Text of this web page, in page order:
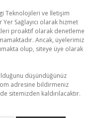
Teknolojileri ve İletişim
Sağlayıcı olarak hizmet
proaktif olarak denetleme
Ancak, üyelerimiz
olup, siteye üye olarak
düşündüğünüz
adresine bildirmeniz
sitemizden kaldırılacaktır.